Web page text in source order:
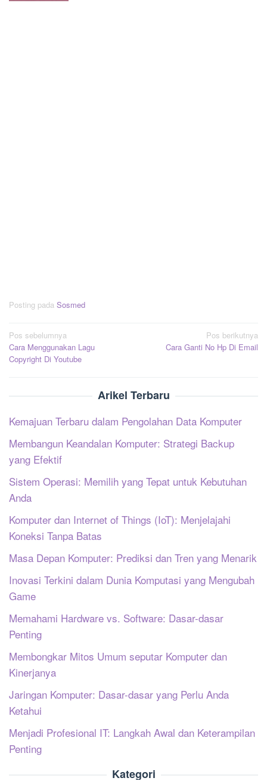
Posting pada Sosmed
Navigasi
pos
Pos sebelumnya
Cara Menggunakan Lagu
Copyright Di Youtube
Pos berikutnya
Cara Ganti No Hp Di Email
Arikel Terbaru
Kemajuan Terbaru dalam Pengolahan Data Komputer
Membangun Keandalan Komputer: Strategi Backup
yang Efektif
Sistem Operasi: Memilih yang Tepat untuk Kebutuhan
Anda
Komputer dan Internet of Things (IoT): Menjelajahi
Koneksi Tanpa Batas
Masa Depan Komputer: Prediksi dan Tren yang Menarik
Inovasi Terkini dalam Dunia Komputasi yang Mengubah
Game
Memahami Hardware vs. Software: Dasar-dasar
Penting
Membongkar Mitos Umum seputar Komputer dan
Kinerjanya
Jaringan Komputer: Dasar-dasar yang Perlu Anda
Ketahui
Menjadi Profesional IT: Langkah Awal dan Keterampilan
Penting
Kategori